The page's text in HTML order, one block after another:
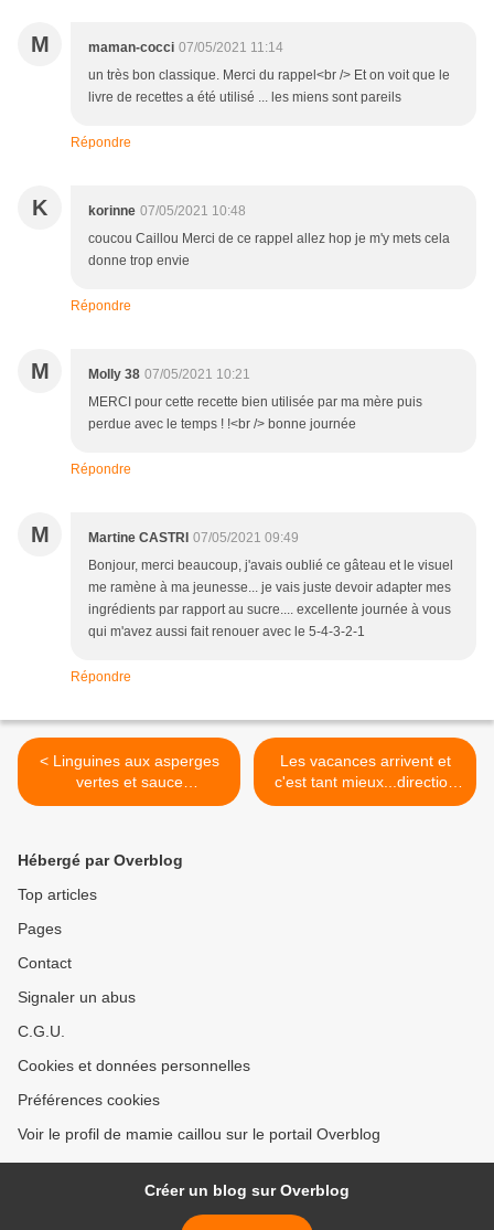
M maman-cocci 07/05/2021 11:14
un très bon classique. Merci du rappel<br /> Et on voit que le
livre de recettes a été utilisé ... les miens sont pareils
Répondre
K korinne 07/05/2021 10:48
coucou Caillou Merci de ce rappel allez hop je m'y mets cela
donne trop envie
Répondre
M Molly 38 07/05/2021 10:21
MERCI pour cette recette bien utilisée par ma mère puis
perdue avec le temps ! !<br /> bonne journée
Répondre
M Martine CASTRI 07/05/2021 09:49
Bonjour, merci beaucoup, j'avais oublié ce gâteau et le visuel
me ramène à ma jeunesse... je vais juste devoir adapter mes
ingrédients par rapport au sucre.... excellente journée à vous
qui m'avez aussi fait renouer avec le 5-4-3-2-1
Répondre
< Linguines aux asperges
vertes et sauce
crémée...c'est la saison et
Les vacances arrivent et
c'est tant mieux...direction
Le Cap pour une balade en
Hébergé par Overblog
Top articles
Pages
Contact
Signaler un abus
C.G.U.
Cookies et données personnelles
Préférences cookies
Voir le profil de mamie caillou sur le portail Overblog
Créer un blog sur Overblog